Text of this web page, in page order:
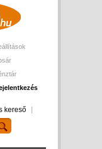
kereső